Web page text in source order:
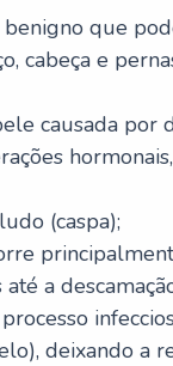
que
cabeça e
causada por
(caspa);
a
deixando a